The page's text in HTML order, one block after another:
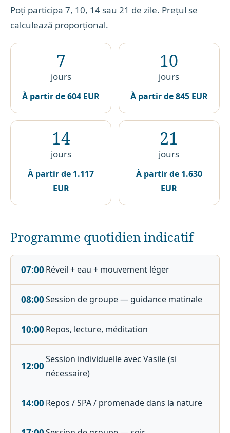
Poți participa 7, 10, 14 sau 21 de zile. Prețul se
calculează proporțional.
7
jours
À partir de604 EUR
10
jours
À partir de845 EUR
14
jours
À partir de 1.117
EUR
21
jours
À partir de 1.630
EUR
Programme quotidien indicatif
07:00 Réveil + eau + mouvement léger
08:00Session de groupe — guidance matinale
10:00 Repos, lecture, méditation
12:00
Session individuelle avec Vasile (si
nécessaire)
14:00 Repos / SPA / promenade dans la nature